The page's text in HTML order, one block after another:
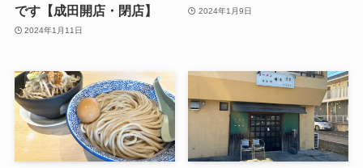
です【成田開店・閉店】
2024年1月11日
2024年1月9日